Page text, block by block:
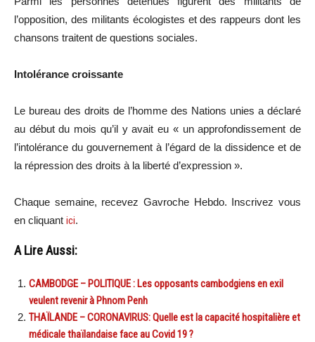
l’opposition, des militants écologistes et des rappeurs dont les
chansons traitent de questions sociales.
Intolérance croissante
Le bureau des droits de l’homme des Nations unies a déclaré
au début du mois qu’il y avait eu « un approfondissement de
l’intolérance du gouvernement à l’égard de la dissidence et de
la répression des droits à la liberté d’expression ».
Chaque semaine, recevez Gavroche Hebdo. Inscrivez vous
en cliquant ici.
A Lire Aussi:
CAMBODGE – POLITIQUE : Les opposants cambodgiens en exil
veulent revenir à Phnom Penh
THAÏLANDE – CORONAVIRUS: Quelle est la capacité hospitalière et
médicale thaïlandaise face au Covid 19 ?